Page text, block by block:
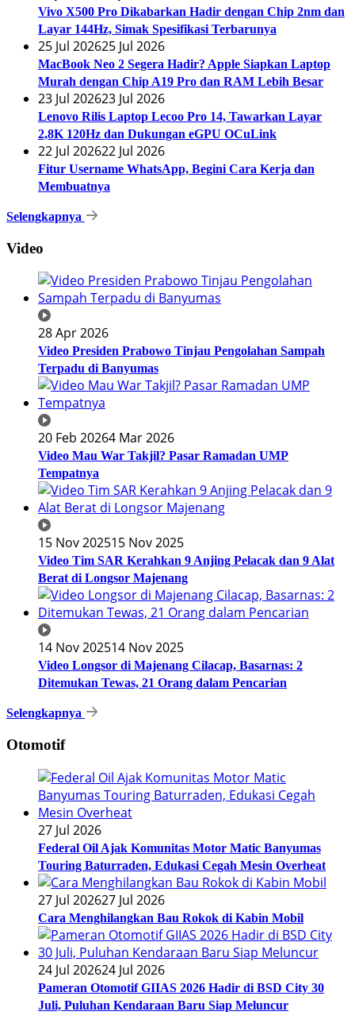
Vivo X500 Pro Dikabarkan Hadir dengan Chip 2nm dan
Layar 144Hz, Simak Spesifikasi Terbarunya
25 Jul 202625 Jul 2026
MacBook Neo 2 Segera Hadir? Apple Siapkan Laptop
Murah dengan Chip A19 Pro dan RAM Lebih Besar
23 Jul 202623 Jul 2026
Lenovo Rilis Laptop Lecoo Pro 14, Tawarkan Layar
2,8K 120Hz dan Dukungan eGPU OCuLink
22 Jul 202622 Jul 2026
Fitur Username WhatsApp, Begini Cara Kerja dan
Membuatnya
Selengkapnya
Video
28 Apr 2026
Video Presiden Prabowo Tinjau Pengolahan Sampah
Terpadu di Banyumas
20 Feb 20264 Mar 2026
Video Mau War Takjil? Pasar Ramadan UMP
Tempatnya
15 Nov 202515 Nov 2025
Video Tim SAR Kerahkan 9 Anjing Pelacak dan 9 Alat
Berat di Longsor Majenang
14 Nov 202514 Nov 2025
Video Longsor di Majenang Cilacap, Basarnas: 2
Ditemukan Tewas, 21 Orang dalam Pencarian
Selengkapnya
Otomotif
27 Jul 2026
Federal Oil Ajak Komunitas Motor Matic Banyumas
Touring Baturraden, Edukasi Cegah Mesin Overheat
27 Jul 202627 Jul 2026
Cara Menghilangkan Bau Rokok di Kabin Mobil
24 Jul 202624 Jul 2026
Pameran Otomotif GIIAS 2026 Hadir di BSD City 30
Juli, Puluhan Kendaraan Baru Siap Meluncur